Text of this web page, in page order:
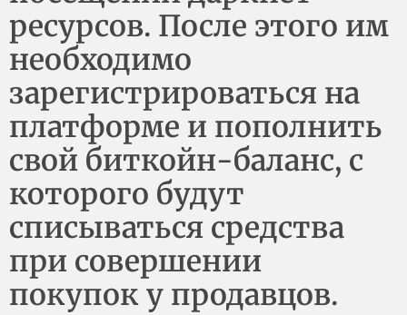
ресурсов. После этого им
необходимо
зарегистрироваться на
платформе и пополнить
свой биткойн-баланс, с
которого будут
списываться средства
при совершении
покупок у продавцов.